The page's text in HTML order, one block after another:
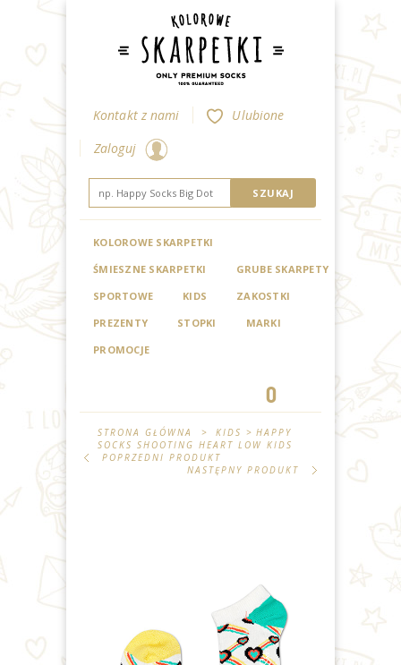
Kontakt z nami
Ulubione
Zaloguj
KOLOROWE SKARPETKI
ŚMIESZNE SKARPETKI
GRUBE SKARPETY
SPORTOWE
KIDS
ZAKOSTKI
PREZENTY
STOPKI
MARKI
PROMOCJE
0
STRONA GŁÓWNA > KIDS > HAPPY
SOCKS SHOOTING HEART LOW KIDS
POPRZEDNI PRODUKT
NASTĘPNY PRODUKT